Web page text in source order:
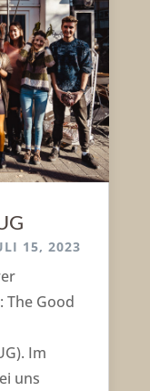
15, 2023
Good
Im
uns